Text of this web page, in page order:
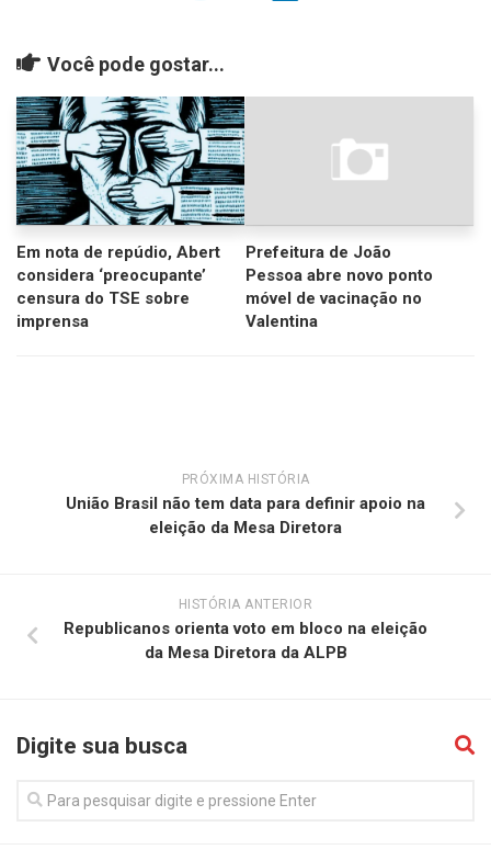
Você pode gostar...
Em nota de repúdio, Abert
considera ‘preocupante’
censura do TSE sobre
imprensa
Prefeitura de João
Pessoa abre novo ponto
móvel de vacinação no
Valentina
PRÓXIMA HISTÓRIA
União Brasil não tem data para definir apoio na
eleição da Mesa Diretora
HISTÓRIA ANTERIOR
Republicanos orienta voto em bloco na eleição
da Mesa Diretora da ALPB
Digite sua busca